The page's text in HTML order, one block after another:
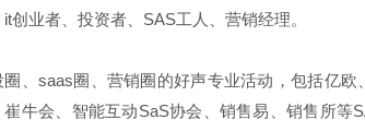
创业者、投资者、SAS工人、营销经理。
、saas圈、营销圈的好声专业活动，包括亿欧
牛会、智能互动SaS协会、销售易、销售所等